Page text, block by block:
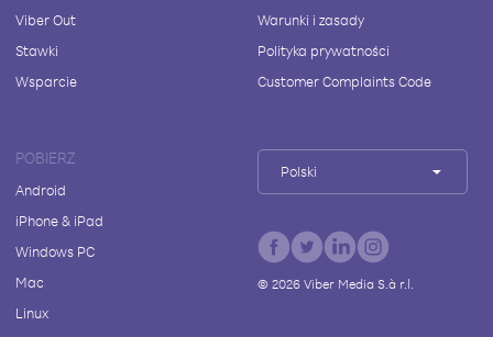
Viber Out
Stawki
Wsparcie
Warunki i zasady
Polityka prywatności
Customer Complaints Code
POBIERZ
Android
iPhone & iPad
Windows PC
Mac
Linux
Polski
© 2026Viber Media S.à r.l.